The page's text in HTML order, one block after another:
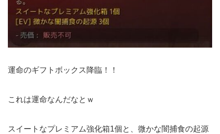
運命のギフトボックス降臨！！
これは運命なんだなとｗ
スイートなプレミアム強化箱1個と、微かな闇捕食の起源